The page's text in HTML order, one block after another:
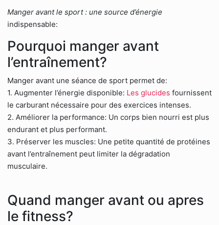
Manger avant le sport : une source d’énergie
indispensable:
Pourquoi manger avant
l’entraînement?
Manger avant une séance de sport permet de:
1. Augmenter l’énergie disponible: Les glucides fournissent
le carburant nécessaire pour des exercices intenses.
2. Améliorer la performance: Un corps bien nourri est plus
endurant et plus performant.
3. Préserver les muscles: Une petite quantité de protéines
avant l’entraînement peut limiter la dégradation
musculaire.
Quand manger avant ou apres
le fitness?